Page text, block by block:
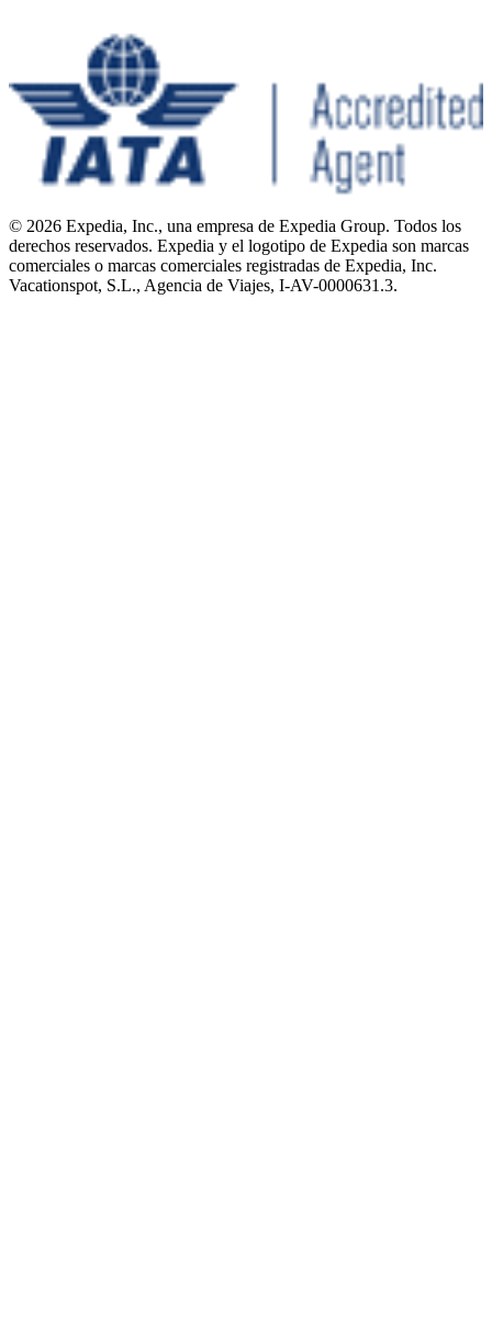
© 2026 Expedia, Inc., una empresa de Expedia Group. Todos los
derechos reservados. Expedia y el logotipo de Expedia son marcas
comerciales o marcas comerciales registradas de Expedia, Inc.
Vacationspot, S.L., Agencia de Viajes, I-AV-0000631.3.